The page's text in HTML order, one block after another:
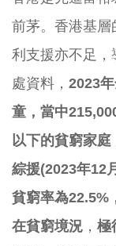
前茅。香港基層
利支援亦不足
處資料， 2023
童，當中
以下的貧窮家庭
綜援(2023年12月
貧窮率為22.5%
在貧窮境況 ， 極